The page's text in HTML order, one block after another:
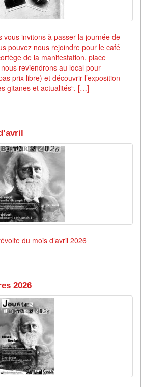
vous invitons à passer la journée de
pouvez nous rejoindre pour le café
de la manifestation, place
reviendrons au local pour
prix libre) et découvrir l’exposition
gitanes et actualités“. […]
du mois d’avril 2026
2026